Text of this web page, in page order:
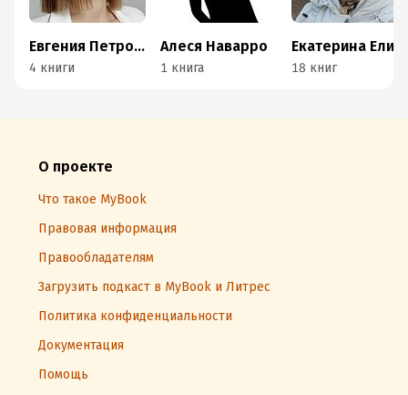
Евгения Петроченко
4 книги
Алеся Наварро
1 книга 18 книг
О проекте
Что такое MyBook
Правовая информация
Правообладателям
Загрузить подкаст в MyBook и Литрес
Политика конфиденциальности
Документация
Помощь